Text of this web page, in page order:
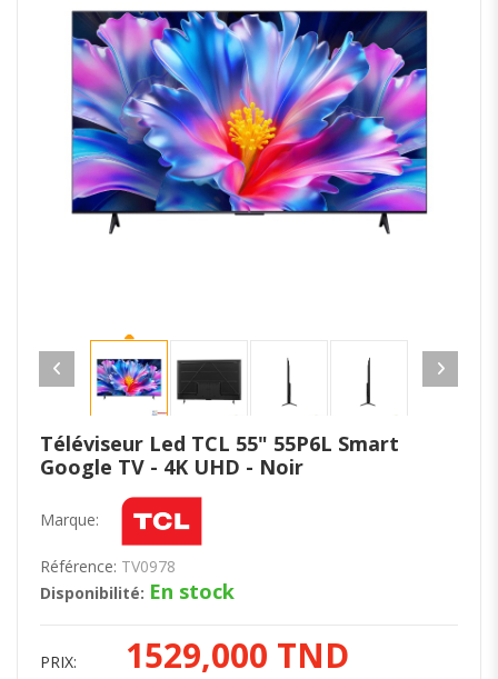
Téléviseur Led TCL 55" 55P6L Smart
Google TV - 4K UHD - Noir
Marque:
Référence: TV0978
Disponibilité: En stock
PRIX: 1529,000 TND